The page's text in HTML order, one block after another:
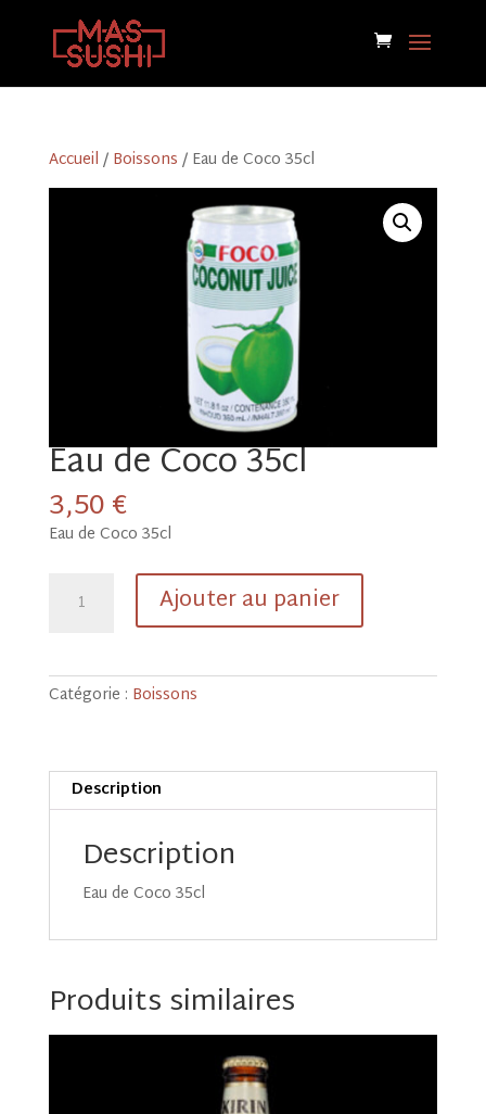
Accueil / Boissons / Eau de Coco 35cl
Eau de Coco 35cl
3,50€
Eau de Coco 35cl
Coco
Ajouter au panier
Catégorie : Boissons
Description
Description
Eau de Coco 35cl
Produits similaires